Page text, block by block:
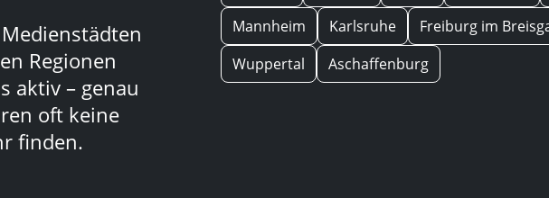
Regionen
aktiv – genau
oft keine
finden.
Mannheim
Karlsruhe Freiburg im
Wuppertal
Aschaffenburg